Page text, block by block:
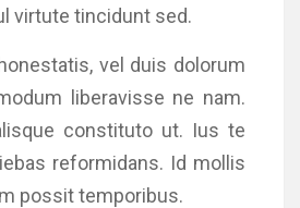
virtute tincidunt sed.
vel duis dolorum
liberavisse ne nam.
constituto ut. Ius te
reformidans. Id mollis
possit temporibus.